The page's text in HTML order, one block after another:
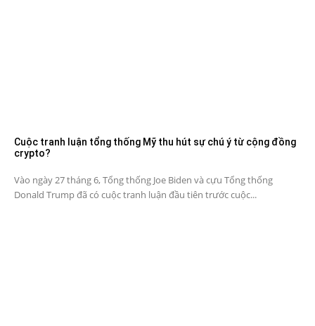
Cuộc tranh luận tổng thống Mỹ thu hút sự chú ý từ cộng đồng
crypto?
Vào ngày 27 tháng 6, Tổng thống Joe Biden và cựu Tổng thống
Donald Trump đã có cuộc tranh luận đầu tiên trước cuộc...